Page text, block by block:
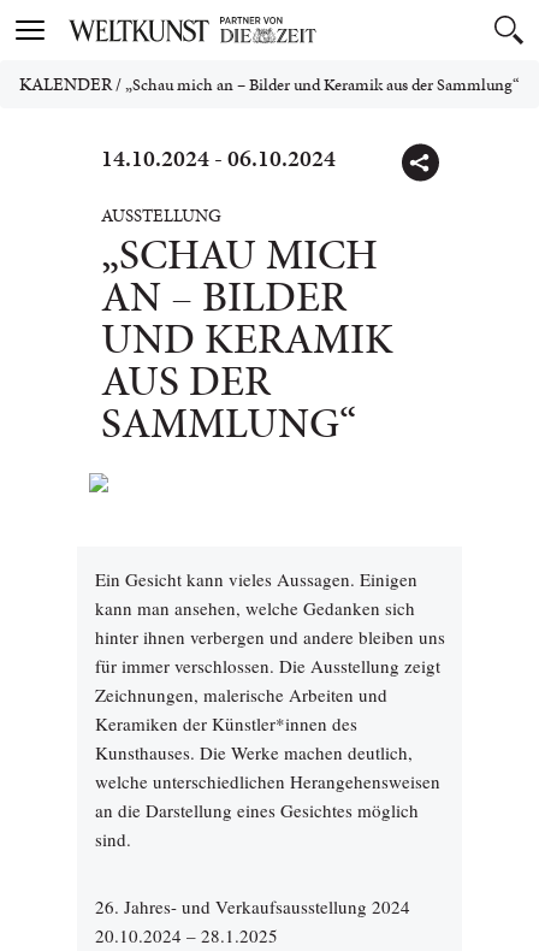
Toggle
KALENDER/„Schau mich an – Bilder und Keramik aus der Sammlung“
14.10.2024 - 06.10.2024
AUSSTELLUNG
„SCHAU MICH
AN – BILDER
UND KERAMIK
AUS DER
SAMMLUNG“
Ein Gesicht kann vieles Aussagen. Einigen
kann man ansehen, welche Gedanken sich
hinter ihnen verbergen und andere bleiben uns
für immer verschlossen. Die Ausstellung zeigt
Zeichnungen, malerische Arbeiten und
Keramiken der Künstler*innen des
Kunsthauses. Die Werke machen deutlich,
welche unterschiedlichen Herangehensweisen
an die Darstellung eines Gesichtes möglich
sind.
26. Jahres- und Verkaufsausstellung 2024
20.10.2024 – 28.1.2025